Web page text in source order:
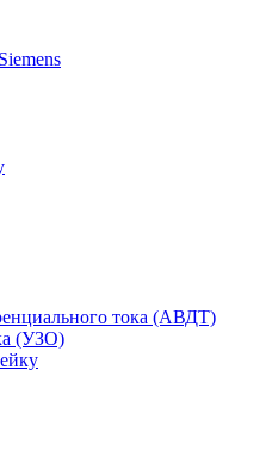
тока (АВДТ)
(УЗО)